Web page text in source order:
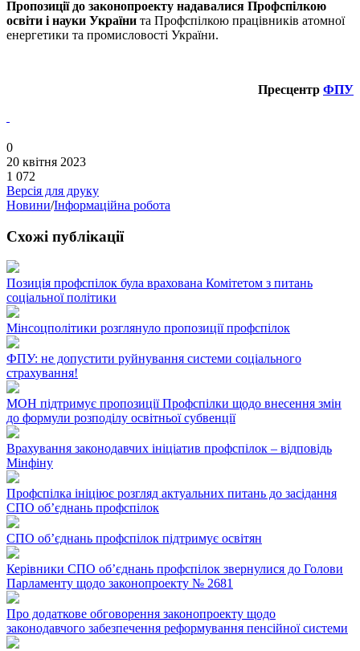
Пропозиції до законопроекту надавалися Профспілкою
освіти і науки України та Профспілкою працівників атомної
енергетики та промисловості України.
Пресцентр ФПУ
0
20 квітня 2023
1 072
Версія для друку
Новини/Інформаційна робота
Схожі публікації
Позиція профспілок була врахована Комітетом з питань
соціальної політики
Мінсоцполітики розглянуло пропозиції профспілок
ФПУ: не допустити руйнування системи соціального
страхування!
МОН підтримує пропозиції Профспілки щодо внесення змін
до формули розподілу освітньої субвенції
Врахування законодавчих ініціатив профспілок – відповідь
Мінфіну
Профспілка ініціює розгляд актуальних питань до засідання
СПО об’єднань профспілок
СПО об’єднань профспілок підтримує освітян
Керівники СПО об’єднань профспілок звернулися до Голови
Парламенту щодо законопроекту № 2681
Про додаткове обговорення законопроекту щодо
законодавчого забезпечення реформування пенсійної системи